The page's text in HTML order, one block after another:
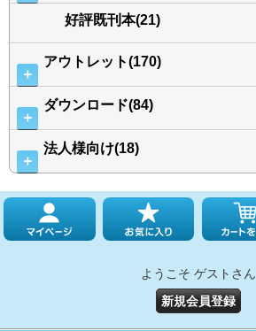
好評既刊本(21)
＋
アウトレット(170)
＋
ダウンロード(84)
＋
法人様向け(18)
ようこそ ゲストさん
新規会員登録